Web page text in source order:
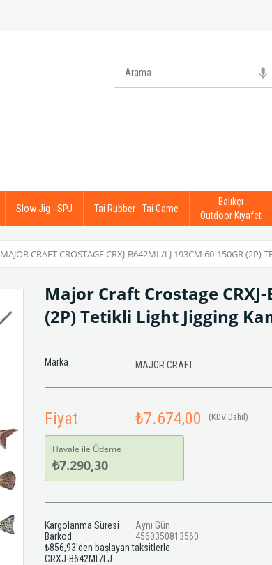
Slow Jig - SPJ Tai Rubber - Tai Game
Balıkçı
Outdoor Kıyafet
MAJOR CRAFT CROSTAGE CRXJ-B642ML/LJ 193CM 60-150GR (2P)
Major Craft Crostage
(2P) Tetikli Light Jigging
Marka MAJOR CRAFT
Fiyat ₺7.674,00 (KDV Dahil)
Havale ile Ödeme
₺7.290,30
Kargolanma Süresi
Aynı Gün
Barkod
4560350813560
₺856,93'den başlayan taksitlerle
CRXJ-B642ML/LJ